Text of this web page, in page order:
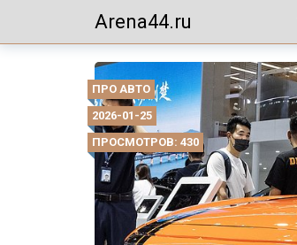
Arena44.ru
ПРО АВТО
2026-01-25
ПРОСМОТРОВ: 430